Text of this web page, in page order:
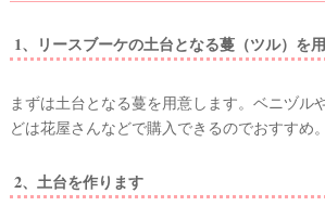
1、リースブーケの土台となる蔓（ツル）を
まずは土台となる蔓を用意します。ベニヅル
どは花屋さんなどで購入できるのでおすすめ。
2、土台を作ります